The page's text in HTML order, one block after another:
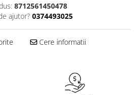
8712561450478
ajutor? 0374493025
Cere informatii